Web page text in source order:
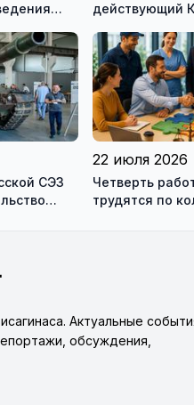
действующий
СЭЗ
22 июля 2026
Четверть
трудятся по
Актуальные
обсуждения,